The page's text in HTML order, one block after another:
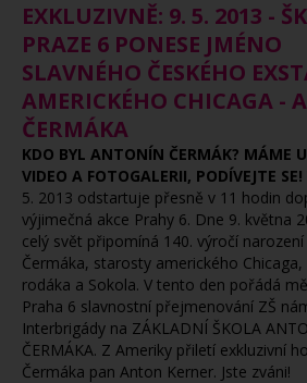
EXKLUZIVNĚ: 9. 5. 2013 -
PRAZE 6 PONESE JMÉNO
SLAVNÉHO ČESKÉHO
AMERICKÉHO CHICAGA -
ČERMÁKA
KDO BYL ANTONÍN ČERMÁK? MÁME
VIDEO A FOTOGALERII, PODÍVEJTE SE!
5. 2013 odstartuje přesně v 11 hodin
výjimečná akce Prahy 6. Dne 9. května
celý svět připomíná 140. výročí
Čermáka, starosty amerického Chicaga,
rodáka a Sokola. V tento den pořádá
Praha 6 slavnostní přejmenování ZŠ
Interbrigády na ZÁKLADNÍ ŠKOLA
ČERMÁKA. Z Ameriky přiletí exkluzivní
Čermáka pan Anton Kerner. Jste zváni!